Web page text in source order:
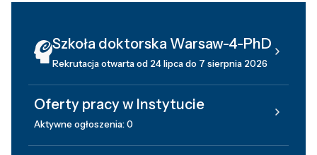
Szkoła doktorska Warsaw-4-PhD
Rekrutacja otwarta od 24 lipca do 7 sierpnia 2026
Oferty pracy w Instytucie
Aktywne ogłoszenia: 0